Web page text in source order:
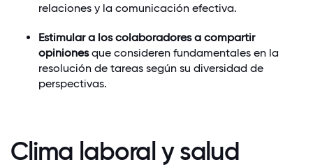
relaciones y la comunicación efectiva.
Estimular a los colaboradores a compartir
opinionesque consideren fundamentales en la
resolución de tareas según su diversidad de
perspectivas.
Clima laboral y salud